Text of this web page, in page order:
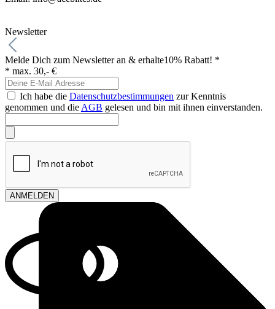
Newsletter
Melde Dich zum Newsletter an & erhalte10% Rabatt! *
* max. 30,- €
Ich habe die Datenschutzbestimmungen zur Kenntnis
genommen und die AGB gelesen und bin mit ihnen einverstanden.
ANMELDEN